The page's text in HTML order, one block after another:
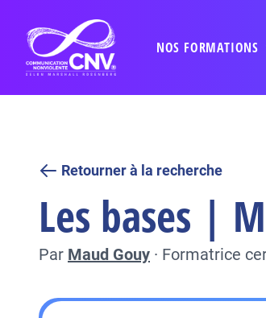
NOS FORMATIONS
Retourner à la recherche
Les bases |
Par Maud Gouy · Formatrice